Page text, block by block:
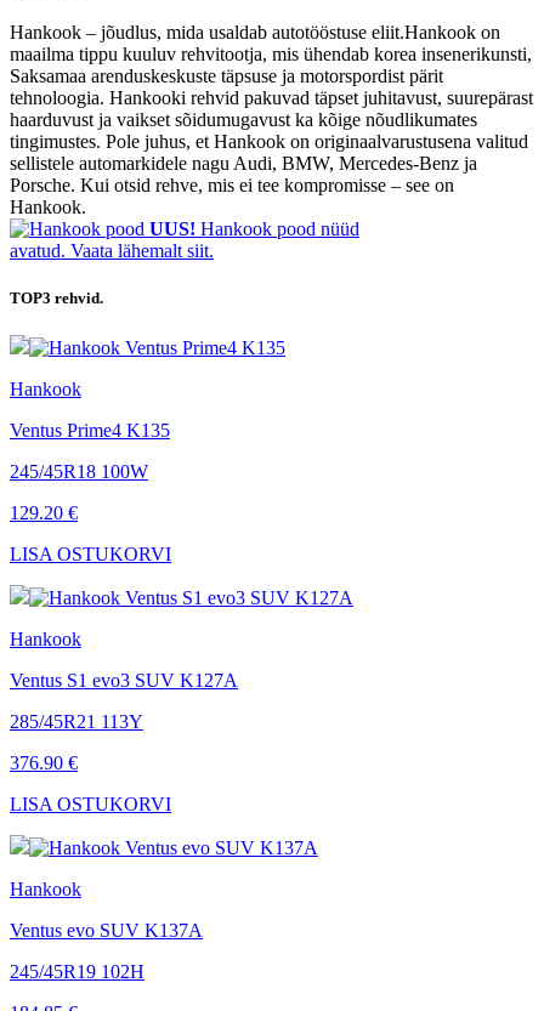
Hankook – jõudlus, mida usaldab autotööstuse eliit.Hankook on
maailma tippu kuuluv rehvitootja, mis ühendab korea insenerikunsti,
Saksamaa arenduskeskuste täpsuse ja motorspordist pärit
tehnoloogia. Hankooki rehvid pakuvad täpset juhitavust, suurepärast
haarduvust ja vaikset sõidumugavust ka kõige nõudlikumates
tingimustes. Pole juhus, et Hankook on originaalvarustusena valitud
sellistele automarkidele nagu Audi, BMW, Mercedes-Benz ja
Porsche. Kui otsid rehve, mis ei tee kompromisse – see on
Hankook.
UUS! Hankook pood nüüd
avatud. Vaata lähemalt siit.
TOP3 rehvid.
Hankook
Ventus Prime4 K135
245/45R18 100W
129.20 €
LISA OSTUKORVI
Hankook
Ventus S1 evo3 SUV K127A
285/45R21 113Y
376.90 €
LISA OSTUKORVI
Hankook
Ventus evo SUV K137A
245/45R19 102H